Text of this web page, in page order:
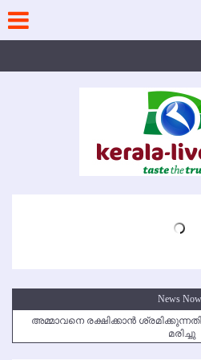
content
News Now
അമ്മാവനെ രക്ഷിക്കാന്‍
മരിച്ചു